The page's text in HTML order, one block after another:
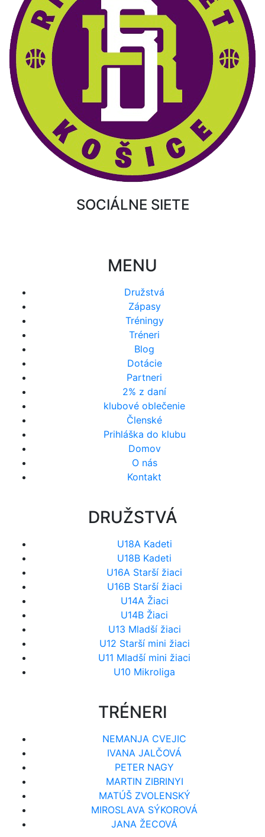
SOCIÁLNE SIETE
MENU
Družstvá
Zápasy
Tréningy
Tréneri
Blog
Dotácie
Partneri
2% z daní
klubové oblečenie
Členské
Prihláška do klubu
Domov
O nás
Kontakt
DRUŽSTVÁ
U18A Kadeti
U18B Kadeti
U16A Starší žiaci
U16B Starší žiaci
U14A Žiaci
U14B Žiaci
U13 Mladší žiaci
U12 Starší mini žiaci
U11 Mladší mini žiaci
U10 Mikroliga
TRÉNERI
NEMANJA CVEJIC
IVANA JALČOVÁ
PETER NAGY
MARTIN ZIBRINYI
MATÚŠ ZVOLENSKÝ
MIROSLAVA SÝKOROVÁ
JANA ŽECOVÁ